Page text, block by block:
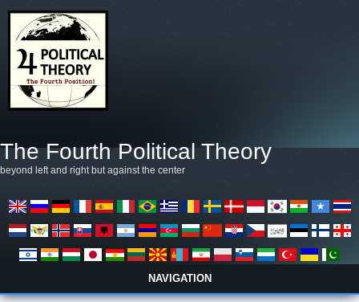
The Fourth Political Theory
beyond left and right but against the center
NAVIGATION